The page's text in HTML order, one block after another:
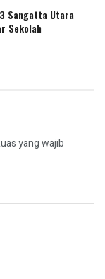
Sangatta Utara
Sekolah
yang wajib